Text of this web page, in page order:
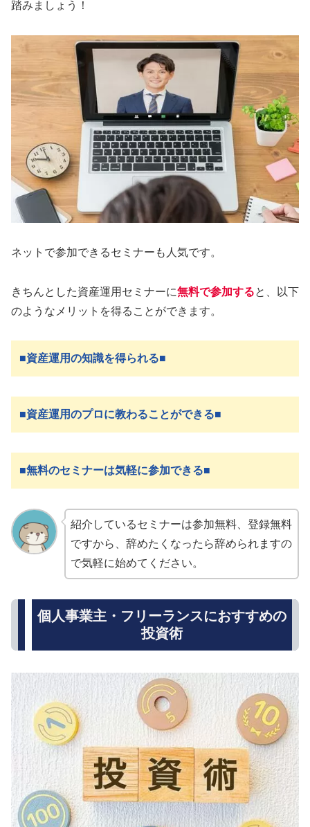
踏みましょう！
ネットで参加できるセミナーも人気です。
きちんとした資産運用セミナーに無料で参加すると、以下
のようなメリットを得ることができます。
■資産運用の知識を得られる■
■資産運用のプロに教わることができる■
■無料のセミナーは気軽に参加できる■
紹介しているセミナーは参加無料、登録無料
ですから、辞めたくなったら辞められますの
で気軽に始めてください。
個人事業主・フリーランスにおすすめの
投資術